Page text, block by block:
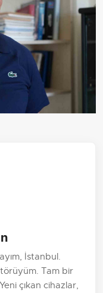
İstanbul.
Tam bir
çıkan cihazlar,